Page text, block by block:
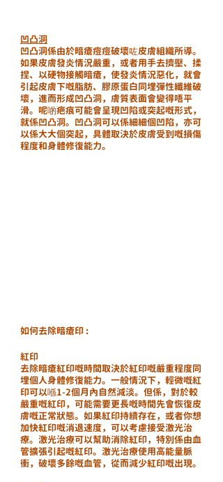
凹凸洞
凹凸洞係由於暗瘡痘痘破壞咗皮膚組織所導。
如果皮膚發炎情況嚴重，或者用手去擠壓、揉
捏、以硬物接觸暗瘡，使發炎情況惡化，就會
引起皮膚下嘅脂肪、膠原蛋白同埋彈性纖維破
壞，進而形成凹凸洞，膚質表面會變得唔平
滑。呢啲疤痕可能會呈現凹陷或突起嘅形式，
就係凹凸洞。凹凸洞可以係細細個凹陷，亦可
以係大大個突起，具體取決於皮膚受到嘅損傷
程度和身體修復能力。
如何去除暗瘡印 :
紅印
去除暗瘡紅印嘅時間取決於紅印嘅嚴重程度同
埋個人身體修復能力。一般情況下，輕微嘅紅
印可以喺1-2個月內自然減淡。但係，對於較
嚴重嘅紅印，可能需要更長嘅時間先會恢復皮
膚嘅正常狀態。如果紅印持續存在，或者你想
加快紅印嘅消退速度，可以考慮接受激光治
療。激光治療可以幫助消除紅印，特別係由血
管擴張引起嘅紅印。激光治療使用高能量脈
衝，破壞多餘嘅血管，從而減少紅印嘅出現。